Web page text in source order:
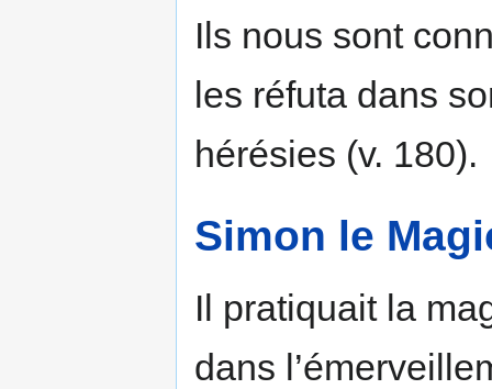
Ils nous sont
les réfuta dans
hérésies (v. 180).
Simon le
Il pratiquait la
dans